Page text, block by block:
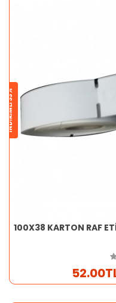
İNDİRİMLİ 33%
100X38 KARTON RAF